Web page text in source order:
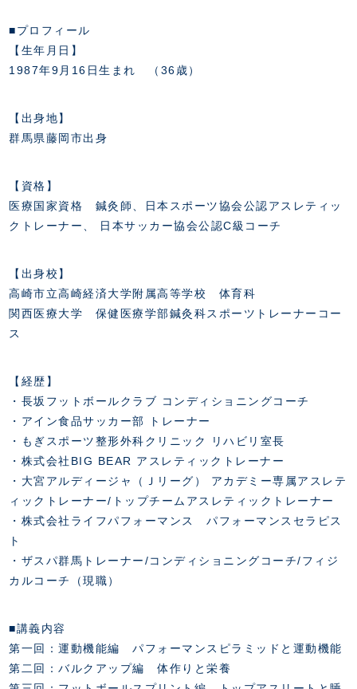
■プロフィール
【生年月日】
1987年9月16日生まれ （36歳）
【出身地】
群馬県藤岡市出身
【資格】
医療国家資格 鍼灸師、日本スポーツ協会公認アスレティッ
クトレーナー、 日本サッカー協会公認C級コーチ
【出身校】
高崎市立高崎経済大学附属高等学校 体育科
関西医療大学 保健医療学部鍼灸科スポーツトレーナーコー
ス
【経歴】
・長坂フットボールクラブ コンディショニングコーチ
・アイン食品サッカー部 トレーナー
・もぎスポーツ整形外科クリニック リハビリ室長
・株式会社BIG BEAR アスレティックトレーナー
・大宮アルディージャ（Ｊリーグ） アカデミー専属アスレテ
ィックトレーナー/トップチームアスレティックトレーナー
・株式会社ライフパフォーマンス パフォーマンスセラピス
ト
・ザスパ群馬トレーナー/コンディショニングコーチ/フィジ
カルコーチ（現職）
■講義内容
第一回：運動機能編 パフォーマンスピラミッドと運動機能
第二回：バルクアップ編 体作りと栄養